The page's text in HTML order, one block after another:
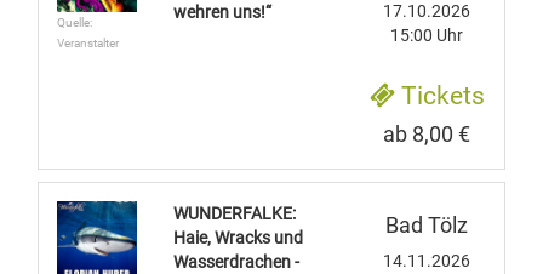
Quelle:
Veranstalter
wehren uns!“
17.10.2026
15:00 Uhr
Tickets
ab 8,00 €
WUNDERFALKE:
Haie, Wracks und
Wasserdrachen -
Bad Tölz
14.11.2026